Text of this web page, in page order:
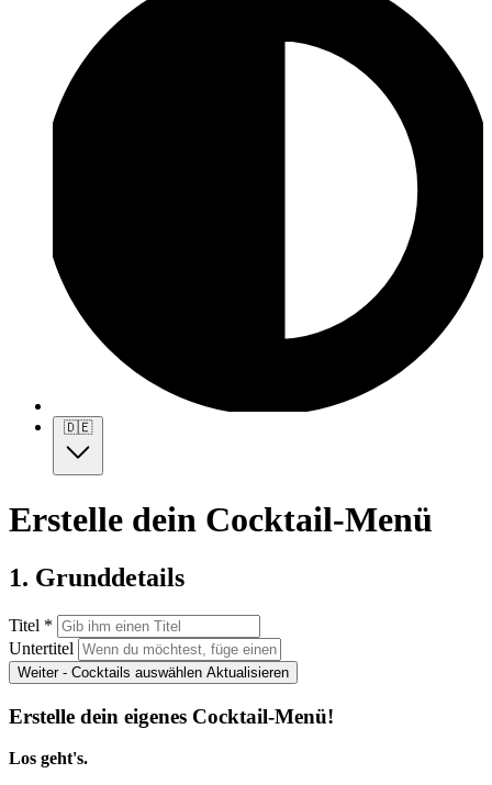
🇩🇪
Erstelle dein Cocktail-Menü
1. Grunddetails
Titel *
Untertitel
Weiter - Cocktails auswählen Aktualisieren
Erstelle dein eigenes Cocktail-Menü!
Los geht's.